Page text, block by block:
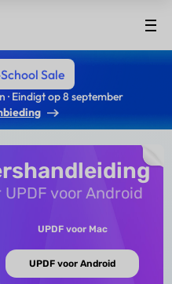
Sale
· Eindigt op 8 september
voor Android
UPDF voor Mac
UPDF voor Android